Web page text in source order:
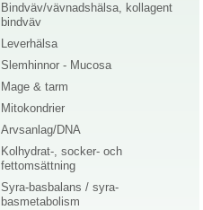
Bindväv/vävnadshälsa, kollagent
bindväv
Leverhälsa
Slemhinnor - Mucosa
Mage & tarm
Mitokondrier
Arvsanlag/DNA
Kolhydrat-, socker- och
fettomsättning
Syra-basbalans / syra-
basmetabolism